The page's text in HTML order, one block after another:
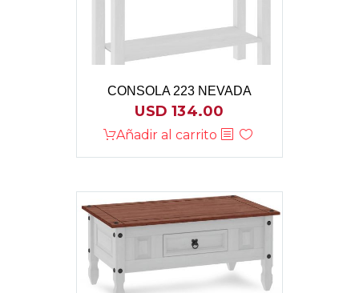
CONSOLA 223 NEVADA
USD134.00
Añadir al carrito